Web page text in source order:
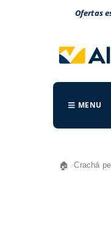
Ofertas
MENU
🏠 >Crachá